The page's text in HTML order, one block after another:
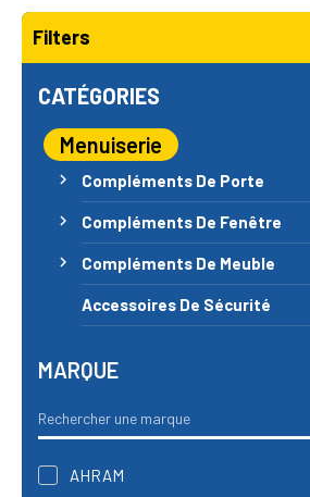
Filters
CATÉGORIES
Menuiserie
Compléments De Porte
chevron_right
Compléments De Fenêtre
chevron_right
Compléments De Meuble
chevron_right
Accessoires De Sécurité
MARQUE
AHRAM